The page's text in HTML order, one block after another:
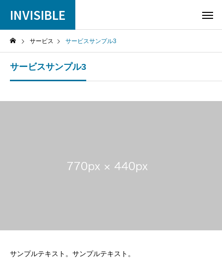
INVISIBLE
サービス サービスサンプル3
サービスサンプル3
サンプルテキスト。サンプルテキスト。